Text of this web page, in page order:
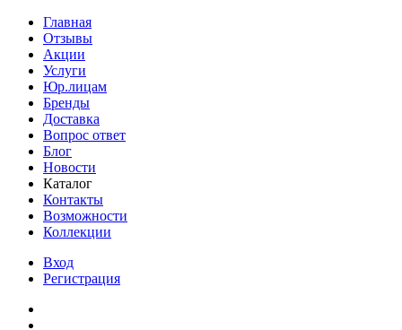
Главная
Отзывы
Акции
Услуги
Юр.лицам
Бренды
Доставка
Вопрос ответ
Блог
Новости
Каталог
Контакты
Возможности
Коллекции
Вход
Регистрация